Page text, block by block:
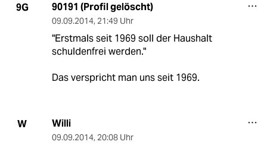
9G 90191 (Profil gelöscht)
09.09.2014, 21:49 Uhr
"Erstmals seit 1969 soll der Haushalt
schuldenfrei werden."
Das verspricht man uns seit 1969.
W Willi
09.09.2014, 20:08 Uhr